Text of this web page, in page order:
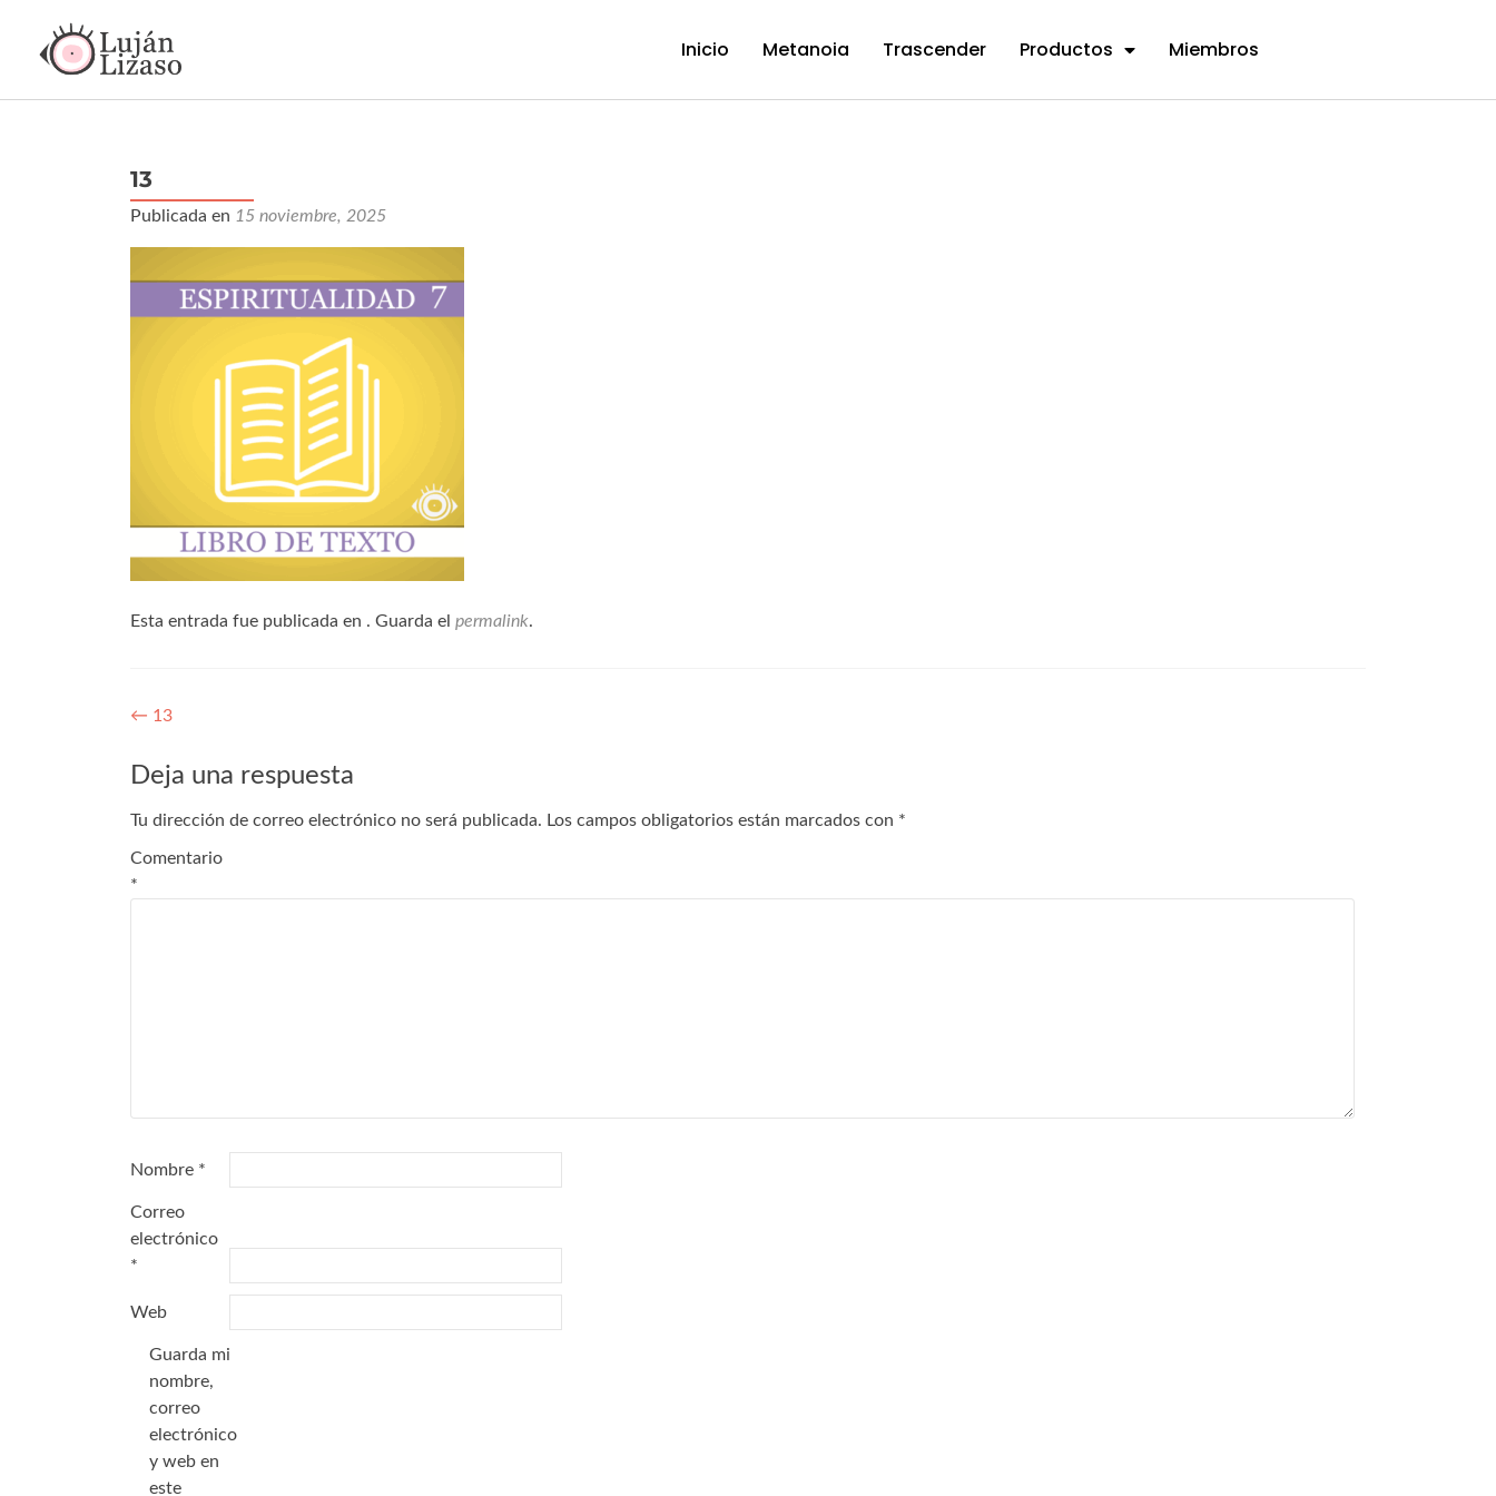
Inicio Metanoia Trascender Productos Miembros
13
Publicada en 15 noviembre, 2025
Esta entrada fue publicada en . Guarda el permalink.
← 13
Deja una respuesta
Tu dirección de correo electrónico no será publicada. Los campos obligatorios están marcados con *
Comentario
*
Nombre *
Correo
electrónico
*
Web
Guarda mi
nombre,
correo
electrónico
y web en
este